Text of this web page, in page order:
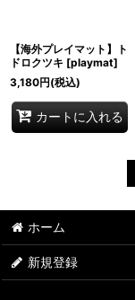
【海外プレイマット】ト
ドロクツキ [playmat]
3,180円(税込)
カートに入れる
ホーム
新規登録